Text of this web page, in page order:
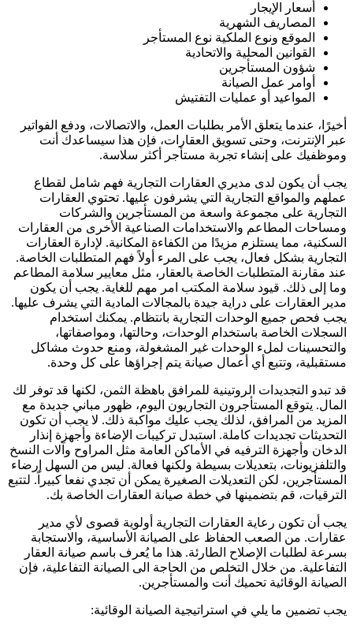
أسعار الإيجار
المصاريف الشهرية
الموقع ونوع الملكية نوع المستأجر
القوانين المحلية والاتحادية
شؤون المستأجرين
أوامر عمل الصيانة
المواعيد أو عمليات التفتيش
أخيرًا، عندما يتعلق الأمر بطلبات العمل، والاتصالات، ودفع الفواتير
عبر الإنترنت، وحتى تسويق العقارات، فإن هذا سيساعدك أنت
وموظفيك على إنشاء تجربة مستأجر أكثر سلاسة.
يجب أن يكون لدى مديري العقارات التجارية فهم شامل لقطاع
عملهم والمواقع التجارية التي يشرفون عليها. تحتوي العقارات
التجارية على مجموعة واسعة من المستأجرين والشركات
ومساحات المطاعم والاستخدامات الصناعية الأخرى من العقارات
السكنية، مما يستلزم مزيدًا من الكفاءة المكانية. لإدارة العقارات
التجارية بشكل فعال، يجب على المرء أولاً فهم المتطلبات الخاصة.
عند مقارنة المتطلبات الخاصة بالعقار، مثل معايير سلامة المطاعم
وما إلى ذلك. قيود سلامة المكتب امر مهم للغاية. يجب أن يكون
مدير العقارات على دراية جيدة بالمجالات المادية التي يشرف عليها.
يجب فحص جميع الوحدات التجارية بانتظام. يمكنك استخدام
السجلات الخاصة باستخدام الوحدات، وحالتها، ومواصفاتها،
والتحسينات لملء الوحدات غير المشغولة، ومنع حدوث مشاكل
مستقبلية، وتتبع أي أعمال صيانة يتم إجراؤها على كل وحدة.
قد تبدو التجديدات الروتينية للمرافق باهظة الثمن، لكنها قد توفر لك
المال. يتوقع المستأجرون التجاريون اليوم، ظهور مباني جديدة مع
المزيد من المرافق، لذلك يجب عليك مواكبة ذلك. لا يجب أن تكون
التحديثات تجديدات كاملة. استبدل تركيبات الإضاءة وأجهزة إنذار
الدخان وأجهزة الترفيه في الأماكن العامة مثل المراوح وآلات النسخ
والتلفزيونات، بتعديلات بسيطة ولكنها فعالة. ليس من السهل إرضاء
المستأجرين، لكن التعديلات الصغيرة يمكن أن تجدي نفعا كبيراً. لتتبع
الترقيات، قم بتضمينها في خطة صيانة العقارات الخاصة بك.
يجب أن تكون رعاية العقارات التجارية أولوية قصوى لأي مدير
عقارات. من الصعب الحفاظ على الصيانة الأساسية، والاستجابة
بسرعة لطلبات الإصلاح الطارئة. هذا ما يُعرف باسم صيانة العقار
التفاعلية. من خلال التخلص من الحاجة الى الصيانة التفاعلية، فإن
الصيانة الوقائية تحميك أنت والمستأجرين.
يجب تضمين ما يلي في استراتيجية الصيانة الوقائية: